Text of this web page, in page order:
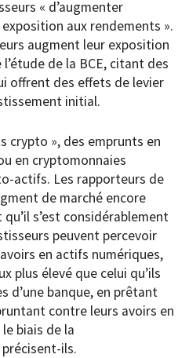
« d’augmenter
aux rendements ».
augment leur exposition
de la BCE, citant des
offrent des effets de levier
initial.
crypto », des emprunts en
en cryptomonnaies
actifs. Les rapporteurs de
de marché encore
s’est considérablement
peuvent percevoir
en actifs numériques,
plus élevé que celui qu’ils
d’une banque, en prêtant
contre leurs avoirs en
biais de la
ils.